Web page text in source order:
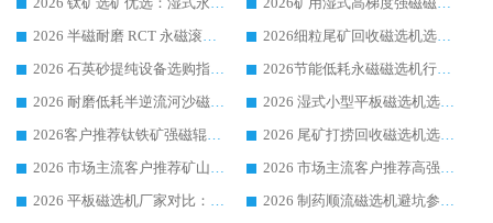
2026 半磁耐磨 RCT 永磁滚筒选购指南，临朐源头生产厂家华体会手机网页版-华体会(中国) 实测分享
2026细粒尾矿回收磁选机选购指南 产业集群优质生产厂家华体会手机网页版-华体会(中国) 解析
2026 石英砂提纯设备选购指南：华体会手机网页版-华体会(中国) 提纯磁选机厂家综合解读
2026节能低耗永磁磁选机行业优选标杆 临朐华体会手机网页版-华体会(中国) 专业生产厂家
2026 耐磨低耗半逆流河沙磁选机选购指南 临朐产业集群源头厂华体会手机网页版-华体会(中国) 详细解析
2026 湿式小型平板磁选机选矿适配设备 临朐华体会手机网页版-华体会(中国) 实体生产厂家直供
2026客户推荐钛铁矿强磁辊式磁选机，临朐靠谱生产厂家华体会手机网页版-华体会(中国) 详解
2026 尾矿打捞回收磁选机选购 主流市场推荐实力生产厂家
2026 市场主流客户推荐矿山磁选机靠谱生产厂家选华体会手机网页版-华体会(中国)
2026 市场主流客户推荐高强磁高效磁选机靠谱生产厂家
2026 平板磁选机厂家对比：现场实测、真实案例与靠谱厂家推荐
2026 制药顺流磁选机避坑参考：售后完善案例多厂家华体会手机网页版-华体会(中国)